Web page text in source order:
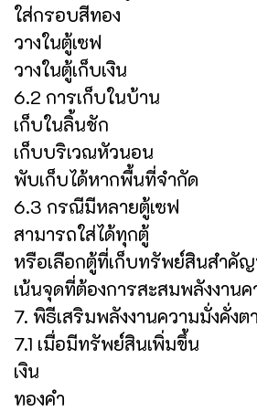
ใส่กรอบสีทอง
วางในตู้เซฟ
วางในตู้เก็บเงิน
6.2 การเก็บในบ้าน
เก็บในลิ้นชัก
เก็บบริเวณหัวนอน
พับเก็บได้หากพื้นที่จำกัด
6.3 กรณีมีหลายตู้เซฟ
สามารถใส่ได้ทุกตู้
หรือเลือกตู้ที่เก็บทรัพย์สินสำคั
เน้นจุดที่ต้องการสะสมพลังงานค
7. พิธีเสริมพลังงานความมั่งคั่งต
7.1 เมื่อมีทรัพย์สินเพิ่มขึ้น
เงิน
ทองคำ